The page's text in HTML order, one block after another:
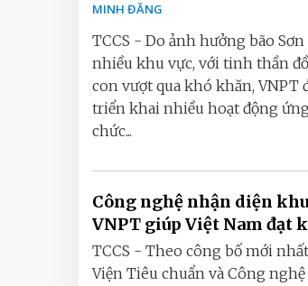
MINH ĐĂNG
TCCS - Do ảnh hưởng bão
nhiều khu vực, với tinh thần
con vượt qua khó khăn, VNPT
triển khai nhiều hoạt động
chức...
Công nghệ nhận diện
VNPT giúp Việt Nam đạt
TCCS - Theo công bố mới
Viện Tiêu chuẩn và Công nghệ